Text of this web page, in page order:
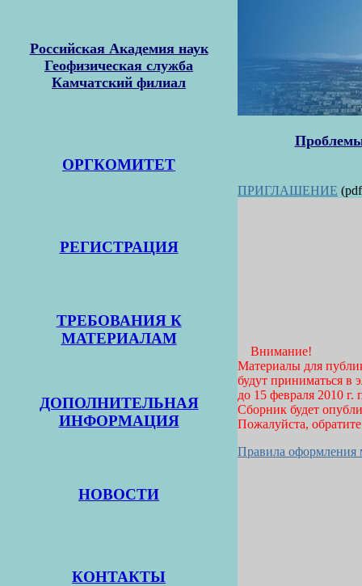
Российская Академия наук
Геофизическая служба
Камчатский филиал
ОРГКОМИТЕТ
РЕГИСТРАЦИЯ
ТРЕБОВАНИЯ К
МАТЕРИАЛАМ
ДОПОЛНИТЕЛЬНАЯ
ИНФОРМАЦИЯ
НОВОСТИ
КОНТАКТЫ
Проблемы
ПРИГЛАШЕНИЕ
Внимание!
Материалы для
будут приниматься в
до 15 февраля 2010 г.
Сборник будет
Пожалуйста,
Правила оформления